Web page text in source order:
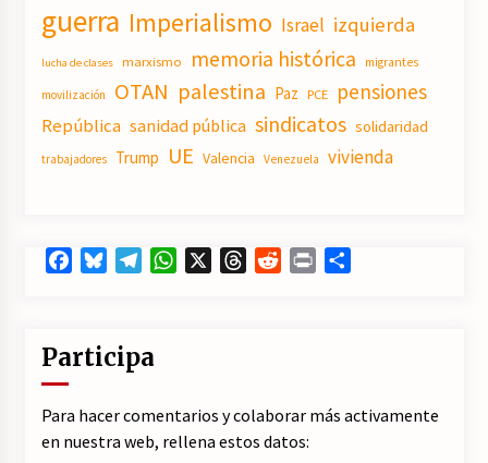
guerra Imperialismo Israel izquierda
lucha de clases marxismo memoria histórica migrantes
movilización OTAN palestina Paz PCE pensiones
República sanidad pública sindicatos solidaridad
trabajadores Trump UE Valencia Venezuela vivienda
FacebookBlueskyTelegramWhatsApp ThreadsRedditPrint
Participa
Para hacer comentarios y colaborar más activamente
en nuestra web, rellena estos datos: